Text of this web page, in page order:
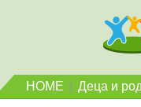
HOME Деца и